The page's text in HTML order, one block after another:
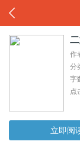
作
分
字
点
立即阅